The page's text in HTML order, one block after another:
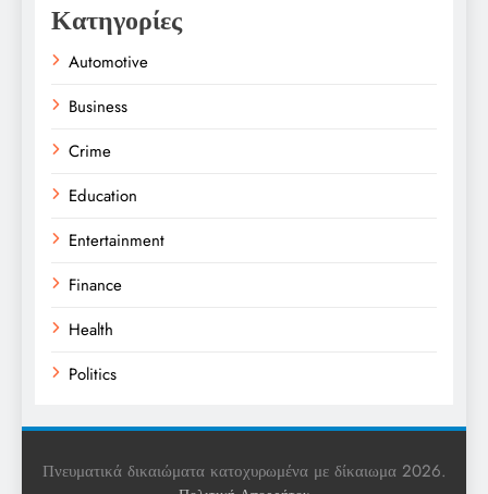
Κατηγορίες
Automotive
Business
Crime
Education
Entertainment
Finance
Health
Politics
Science
Πνευματικά δικαιώματα κατοχυρωμένα με δίκαιωμα 2026.